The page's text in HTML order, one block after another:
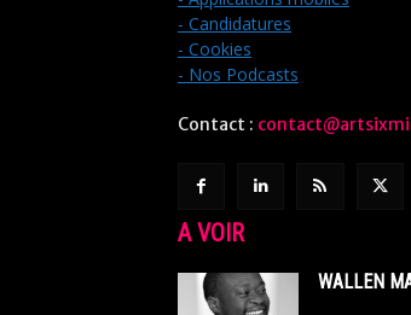
- Candidatures
- Cookies
- Nos Podcasts
Contact :
A VOIR
WALLEN